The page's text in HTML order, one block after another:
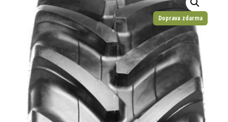
Doprava zdarma